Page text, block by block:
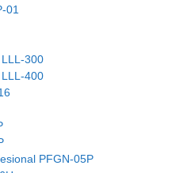
01
300
400
PFGN-05P